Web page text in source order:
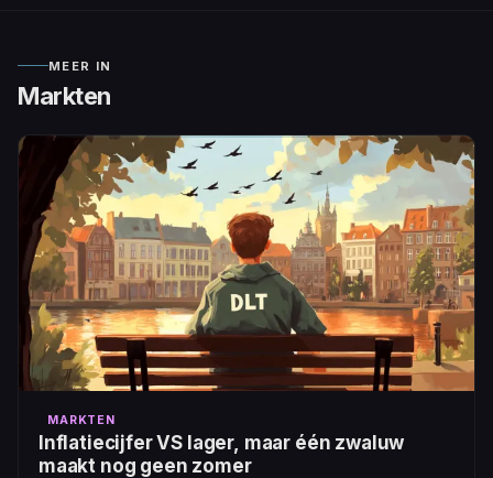
MEER IN
Markten
MARKTEN
Inflatiecijfer VS lager, maar één zwaluw
maakt nog geen zomer